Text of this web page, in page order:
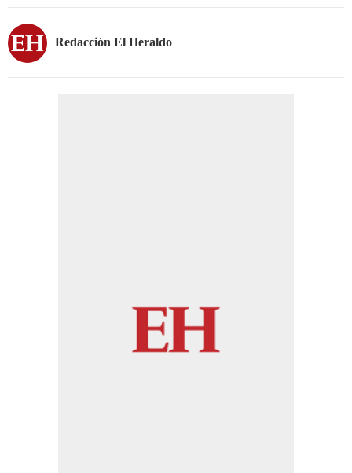
Redacción El Heraldo